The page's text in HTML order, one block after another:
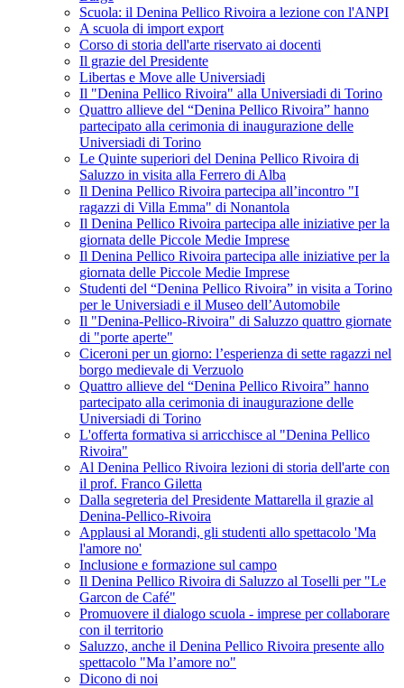
Scuola: il Denina Pellico Rivoira a lezione con l'ANPI
A scuola di import export
Corso di storia dell'arte riservato ai docenti
Il grazie del Presidente
Libertas e Move alle Universiadi
Il "Denina Pellico Rivoira" alla Universiadi di Torino
Quattro allieve del “Denina Pellico Rivoira” hanno
partecipato alla cerimonia di inaugurazione delle
Universiadi di Torino
Le Quinte superiori del Denina Pellico Rivoira di
Saluzzo in visita alla Ferrero di Alba
Il Denina Pellico Rivoira partecipa all’incontro "I
ragazzi di Villa Emma" di Nonantola
Il Denina Pellico Rivoira partecipa alle iniziative per la
giornata delle Piccole Medie Imprese
Il Denina Pellico Rivoira partecipa alle iniziative per la
giornata delle Piccole Medie Imprese
Studenti del “Denina Pellico Rivoira” in visita a Torino
per le Universiadi e il Museo dell’Automobile
Il "Denina-Pellico-Rivoira" di Saluzzo quattro giornate
di "porte aperte"
Ciceroni per un giorno: l’esperienza di sette ragazzi nel
borgo medievale di Verzuolo
Quattro allieve del “Denina Pellico Rivoira” hanno
partecipato alla cerimonia di inaugurazione delle
Universiadi di Torino
L'offerta formativa si arricchisce al "Denina Pellico
Rivoira"
Al Denina Pellico Rivoira lezioni di storia dell'arte con
il prof. Franco Giletta
Dalla segreteria del Presidente Mattarella il grazie al
Denina-Pellico-Rivoira
Applausi al Morandi, gli studenti allo spettacolo 'Ma
l'amore no'
Inclusione e formazione sul campo
Il Denina Pellico Rivoira di Saluzzo al Toselli per "Le
Garcon de Café"
Promuovere il dialogo scuola - imprese per collaborare
con il territorio
Saluzzo, anche il Denina Pellico Rivoira presente allo
spettacolo "Ma l’amore no"
Dicono di noi